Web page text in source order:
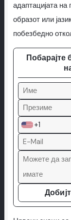
адаптацијата на
образот или
побезбедно
Побарајте
+1